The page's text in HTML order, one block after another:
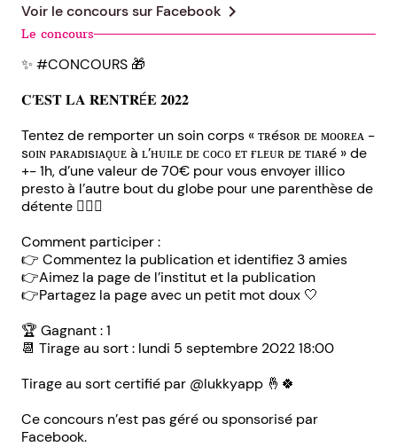
Voir le concours sur Facebook chevron_right
Le concours
✨ #CONCOURS 🎁
𝐂’𝐄𝐒𝐓 𝐋𝐀 𝐑𝐄𝐍𝐓𝐑É𝐄 𝟐𝟎𝟐𝟐
Tentez de remporter un soin corps « ᴛʀésᴏʀ ᴅᴇ ᴍᴏᴏʀᴇᴀ -
sᴏɪɴ ᴘᴀʀᴀᴅɪsɪᴀǫᴜᴇ à ʟ’ʜᴜɪʟᴇ ᴅᴇ ᴄᴏᴄᴏ ᴇᴛ ғʟᴇᴜʀ ᴅᴇ ᴛɪᴀʀé » de
+- 1h, d’une valeur de 70€ pour vous envoyer illico
presto à l’autre bout du globe pour une parenthèse de
détente 💆🏽‍♀️
Comment participer :
👉 Commentez la publication et identifiez 3 amies
👉Aimez la page de l’institut et la publication
👉Partagez la page avec un petit mot doux 🤍
🏆 Gagnant : 1
📆 Tirage au sort : lundi 5 septembre 2022 18:00
Tirage au sort certifié par @lukkyapp 🤞🍀
Ce concours n’est pas géré ou sponsorisé par
Facebook.